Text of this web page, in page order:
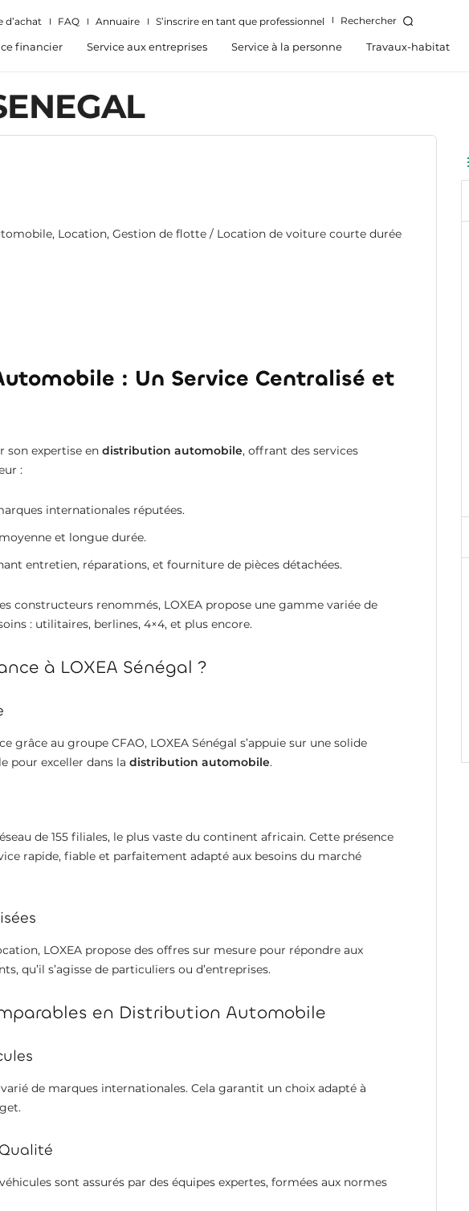
d’achat FAQ Annuaire S’inscrire en tant que professionnel Rechercher
financier Service aux entreprises Service à la personne Travaux-habitat
Location, Gestion de flotte / Location de voiture courte durée
: Un Service Centralisé et
son expertise en distribution automobile, offrant des services
:
internationales réputées.
et longue durée.
entretien, réparations, et fourniture de pièces détachées.
constructeurs renommés, LOXEA propose une gamme variée de
: utilitaires, berlines, 4×4, et plus encore.
à LOXEA Sénégal ?
grâce au groupe CFAO, LOXEA Sénégal s’appuie sur une solide
pour exceller dans la distribution automobile.
de 155 filiales, le plus vaste du continent africain. Cette présence
rapide, fiable et parfaitement adapté aux besoins du marché
LOXEA propose des offres sur mesure pour répondre aux
qu’il s’agisse de particuliers ou d’entreprises.
en Distribution Automobile
de marques internationales. Cela garantit un choix adapté à
sont assurés par des équipes expertes, formées aux normes